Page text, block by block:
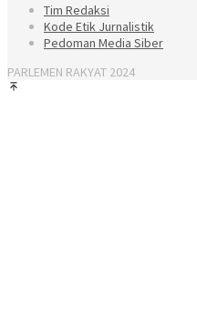
Tim Redaksi
Kode Etik Jurnalistik
Pedoman Media Siber
PARLEMEN RAKYAT 2024